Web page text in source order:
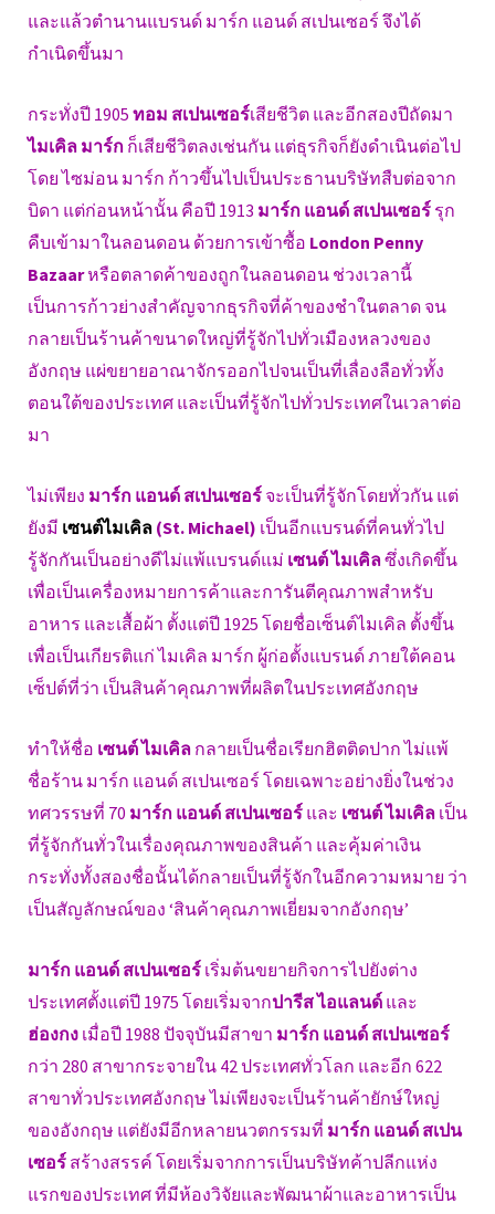
และแล้วตำนานแบรนด์ มาร์ก แอนด์ สเปนเซอร์ จึงได้
กำเนิดขึ้นมา
กระทั่งปี 1905 ทอม สเปนเซอร์เสียชีวิต และอีกสองปีถัดมา
ไมเคิล มาร์ก ก็เสียชีวิตลงเช่นกัน แต่ธุรกิจก็ยังดำเนินต่อไป
โดย ไซม่อน มาร์ก ก้าวขึ้นไปเป็นประธานบริษัทสืบต่อจาก
บิดา แต่ก่อนหน้านั้น คือปี 1913 มาร์ก แอนด์ สเปนเซอร์ รุก
คืบเข้ามาในลอนดอน ด้วยการเข้าซื้อ London Penny
Bazaarหรือตลาดค้าของถูกในลอนดอน ช่วงเวลานี้
เป็นการก้าวย่างสำคัญจากธุรกิจที่ค้าของชำในตลาด จน
กลายเป็นร้านค้าขนาดใหญ่ที่รู้จักไปทั่วเมืองหลวงของ
อังกฤษ แผ่ขยายอาณาจักรออกไปจนเป็นที่เลื่องลือทั่วทั้ง
ตอนใต้ของประเทศ และเป็นที่รู้จักไปทั่วประเทศในเวลาต่อ
มา
ไม่เพียง มาร์ก แอนด์ สเปนเซอร์ จะเป็นที่รู้จักโดยทั่วกัน แต่
ยังมี เซนต์ไมเคิล (St. Michael) เป็นอีกแบรนด์ที่คนทั่วไป
รู้จักกันเป็นอย่างดีไม่แพ้แบรนด์แม่ เซนต์ ไมเคิลซึ่งเกิดขึ้น
เพื่อเป็นเครื่องหมายการค้าและการันตีคุณภาพสำหรับ
อาหาร และเสื้อผ้า ตั้งแต่ปี 1925 โดยชื่อเซ็นต์ไมเคิล ตั้งขึ้น
เพื่อเป็นเกียรติแก่ ไมเคิล มาร์ก ผู้ก่อตั้งแบรนด์ ภายใต้คอน
เซ็ปต์ที่ว่า เป็นสินค้าคุณภาพที่ผลิตในประเทศอังกฤษ
ทำให้ชื่อ เซนต์ ไมเคิล กลายเป็นชื่อเรียกฮิตติดปาก ไม่แพ้
ชื่อร้าน มาร์ก แอนด์ สเปนเซอร์ โดยเฉพาะอย่างยิ่งในช่วง
ทศวรรษที่ 70 มาร์ก แอนด์ สเปนเซอร์ และ เซนต์ ไมเคิล เป็น
ที่รู้จักกันทั่วในเรื่องคุณภาพของสินค้า และคุ้มค่าเงิน
กระทั่งทั้งสองชื่อนั้นได้กลายเป็นที่รู้จักในอีกความหมาย ว่า
เป็นสัญลักษณ์ของ ‘สินค้าคุณภาพเยี่ยมจากอังกฤษ’
มาร์ก แอนด์ สเปนเซอร์ เริ่มต้นขยายกิจการไปยังต่าง
ประเทศตั้งแต่ปี 1975 โดยเริ่มจากปารีส ไอแลนด์ และ
ฮ่องกง เมื่อปี 1988 ปัจจุบันมีสาขา มาร์ก แอนด์ สเปนเซอร์
กว่า 280 สาขากระจายใน 42 ประเทศทั่วโลก และอีก 622
สาขาทั่วประเทศอังกฤษ ไม่เพียงจะเป็นร้านค้ายักษ์ใหญ่
ของอังกฤษ แต่ยังมีอีกหลายนวตกรรมที่ มาร์ก แอนด์ สเปน
เซอร์ สร้างสรรค์ โดยเริ่มจากการเป็นบริษัทค้าปลีกแห่ง
แรกของประเทศ ที่มีห้องวิจัยและพัฒนาผ้าและอาหารเป็น